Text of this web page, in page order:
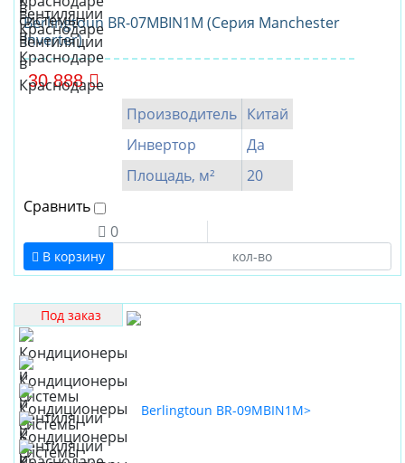
Berlingtoun BR-07MBIN1M (Серия Manchester
Inverter)
30 888
Производитель Китай
Инвертор
Да
Площадь, м²
20
Сравнить
0
В корзину
Под заказ